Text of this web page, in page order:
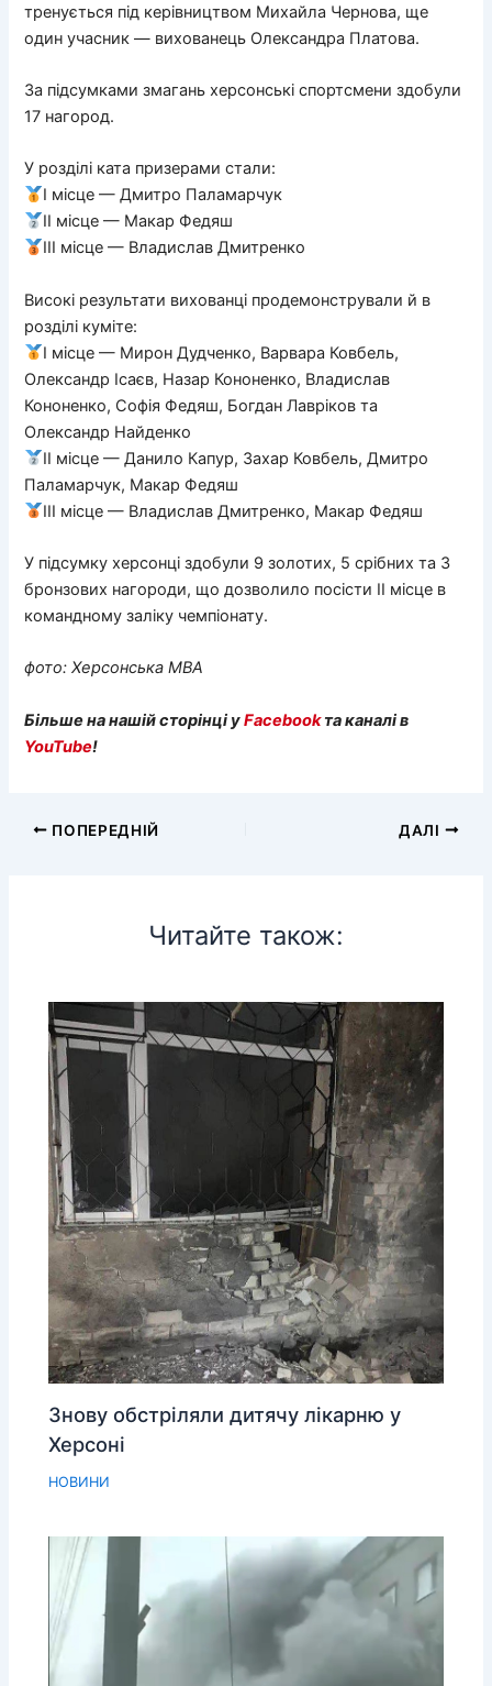
тренується під керівництвом Михайла Чернова, ще
один учасник — вихованець Олександра Платова.
За підсумками змагань херсонські спортсмени здобули
17 нагород.
У розділі ката призерами стали:
І місце — Дмитро Паламарчук
ІІ місце — Макар Федяш
ІІІ місце — Владислав Дмитренко
Високі результати вихованці продемонстрували й в
розділі куміте:
І місце — Мирон Дудченко, Варвара Ковбель,
Олександр Ісаєв, Назар Кононенко, Владислав
Кононенко, Софія Федяш, Богдан Лавріков та
Олександр Найденко
ІІ місце — Данило Капур, Захар Ковбель, Дмитро
Паламарчук, Макар Федяш
ІІІ місце — Владислав Дмитренко, Макар Федяш
У підсумку херсонці здобули 9 золотих, 5 срібних та 3
бронзових нагороди, що дозволило посісти ІІ місце в
командному заліку чемпіонату.
фото: Херсонська МВА
Більше на нашій сторінці уFacebookта каналі в
YouTube!
ПОПЕРЕДНІЙ ДАЛІ
Читайте також:
Знову обстріляли дитячу лікарню у
Херсоні
НОВИНИ